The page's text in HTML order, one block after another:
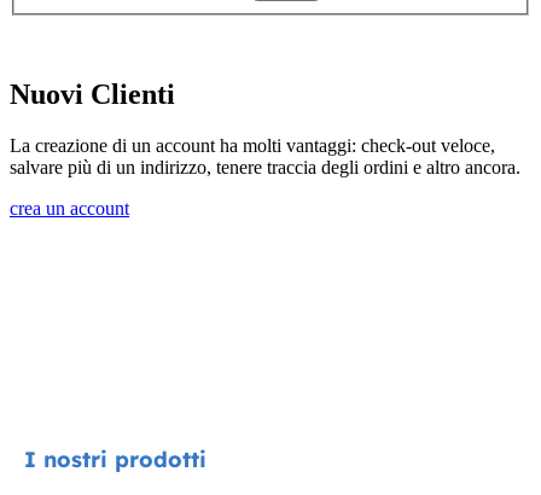
Nuovi Clienti
La creazione di un account ha molti vantaggi: check-out veloce,
salvare più di un indirizzo, tenere traccia degli ordini e altro ancora.
crea un account
I nostri prodotti